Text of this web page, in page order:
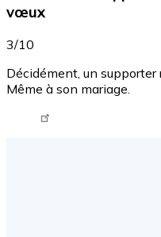
vœux
3/10
Décidément, un supporter
Même à son mariage.
Tweet URL